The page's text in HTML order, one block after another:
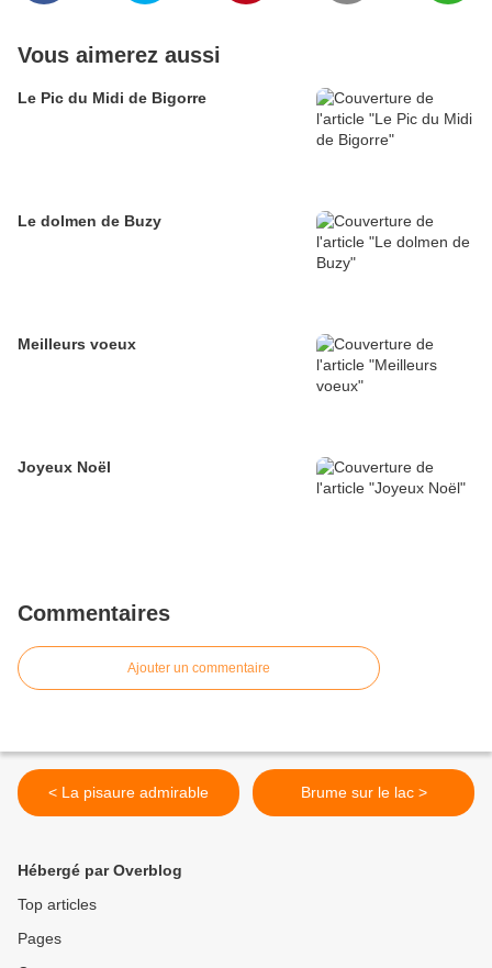
Vous aimerez aussi
Le Pic du Midi de Bigorre
Le dolmen de Buzy
Meilleurs voeux
Joyeux Noël
Commentaires
Ajouter un commentaire
< La pisaure admirable Brume sur le lac >
Hébergé par Overblog
Top articles
Pages